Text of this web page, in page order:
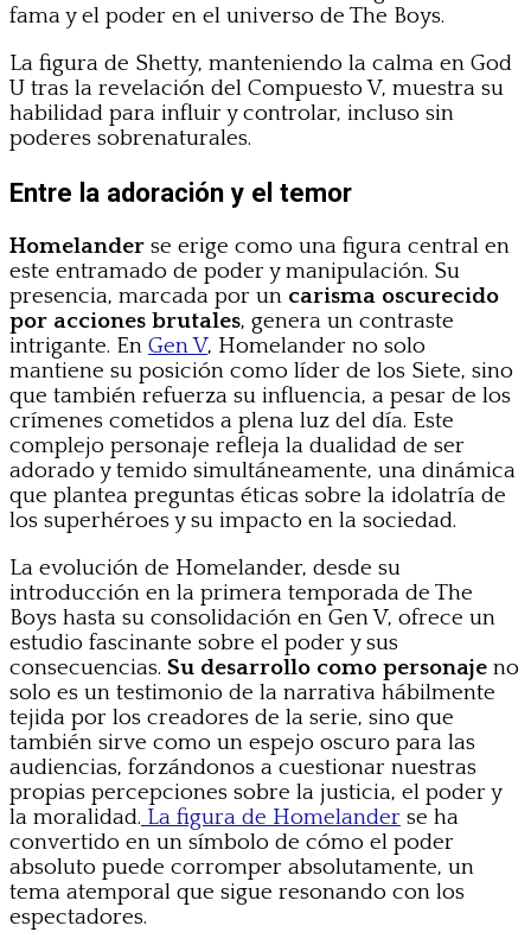
fama y el poder en el universo de The Boys.
La figura de Shetty, manteniendo la calma en God
U tras la revelación del Compuesto V, muestra su
habilidad para influir y controlar, incluso sin
poderes sobrenaturales.
Entre la adoración y el temor
Homelander se erige como una figura central en
este entramado de poder y manipulación. Su
presencia, marcada por un carisma oscurecido
por acciones brutales, genera un contraste
intrigante. En Gen V, Homelander no solo
mantiene su posición como líder de los Siete, sino
que también refuerza su influencia, a pesar de los
crímenes cometidos a plena luz del día. Este
complejo personaje refleja la dualidad de ser
adorado y temido simultáneamente, una dinámica
que plantea preguntas éticas sobre la idolatría de
los superhéroes y su impacto en la sociedad.
La evolución de Homelander, desde su
introducción en la primera temporada de The
Boys hasta su consolidación en Gen V, ofrece un
estudio fascinante sobre el poder y sus
consecuencias. Su desarrollo como personaje no
solo es un testimonio de la narrativa hábilmente
tejida por los creadores de la serie, sino que
también sirve como un espejo oscuro para las
audiencias, forzándonos a cuestionar nuestras
propias percepciones sobre la justicia, el poder y
la moralidad. La figura de Homelander se ha
convertido en un símbolo de cómo el poder
absoluto puede corromper absolutamente, un
tema atemporal que sigue resonando con los
espectadores.